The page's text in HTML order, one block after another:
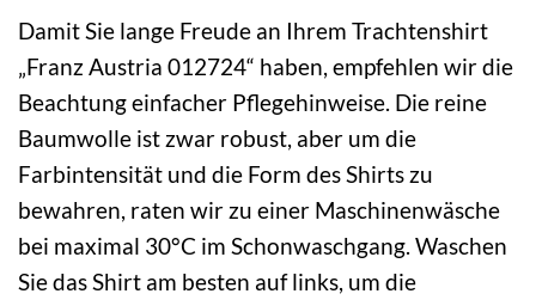
Damit Sie lange Freude an Ihrem Trachtenshirt
„Franz Austria 012724“ haben, empfehlen wir die
Beachtung einfacher Pflegehinweise. Die reine
Baumwolle ist zwar robust, aber um die
Farbintensität und die Form des Shirts zu
bewahren, raten wir zu einer Maschinenwäsche
bei maximal 30°C im Schonwaschgang. Waschen
Sie das Shirt am besten auf links, um die